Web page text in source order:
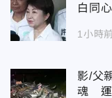
白同
1小時前
影/父
魂 運